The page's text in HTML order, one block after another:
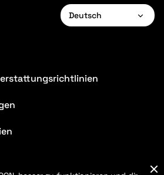
Deutsch
Deutsch